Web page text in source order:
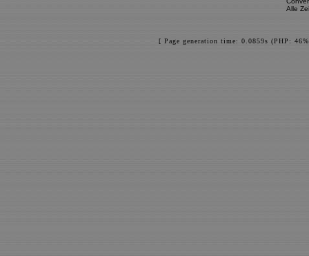
Alle
[ Page generation time: 0.0859s (PHP: